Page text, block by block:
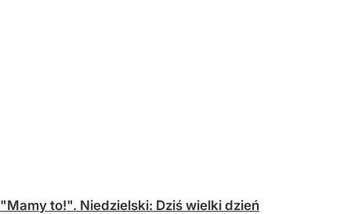
"Mamy to!". Niedzielski: Dziś wielki dzień